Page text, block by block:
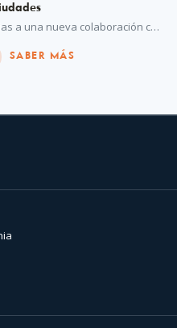
Gracias a una nueva colaboración con la Comisión Europea, UNOPS prestará apoyo operacional esencial al Pacto Mundial de Alcaldes por el Clima y la Energía, ayudando a más de 13.500 ciudades a hacer realidad sus objetivos ambientales.
SABER MÁS